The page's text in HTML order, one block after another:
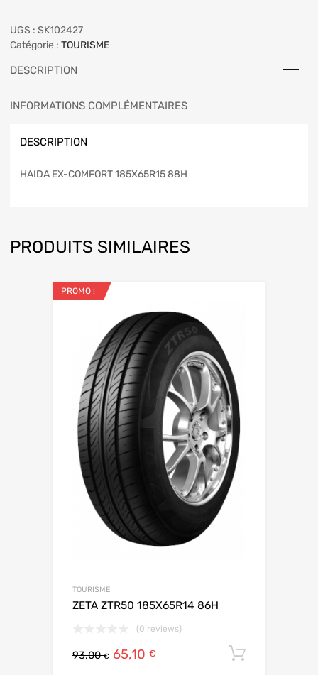
UGS : SK102427
Catégorie : TOURISME
DESCRIPTION
INFORMATIONS COMPLÉMENTAIRES
DESCRIPTION
HAIDA EX-COMFORT 185X65R15 88H
PRODUITS SIMILAIRES
PROMO !
TOURISME
ZETA ZTR50 185X65R14 86H
(0 reviews)
93,00€ 65,10 €